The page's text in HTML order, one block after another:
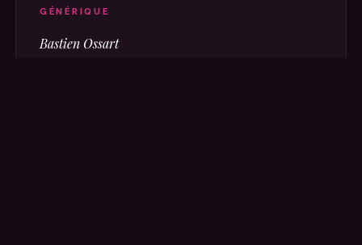
GÉNÉRIQUE
Bastien Ossart